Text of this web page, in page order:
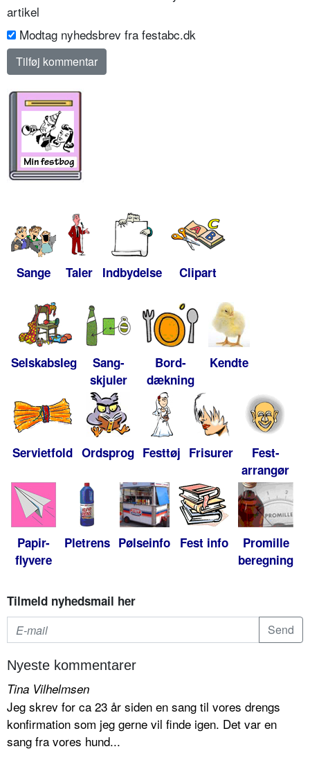
artikel
Modtag nyhedsbrev fra festabc.dk
Sange Taler Indbydelse Clipart
Selskabsleg
Sang-
skjuler
Bord-
dækning
Kendte
Servietfold Ordsprog Festtøj Frisurer
Fest-
arrangør
Papir-
flyvere
Pletrens Pølseinfo Fest info
Promille
beregning
Tilmeld nyhedsmail her
Nyeste kommentarer
Tina Vilhelmsen
Jeg skrev for ca 23 år siden en sang til vores drengs
konfirmation som jeg gerne vil finde igen. Det var en
sang fra vores hund...